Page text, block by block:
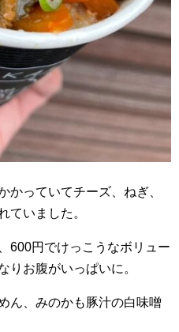
かっていてチーズ、ねぎ、
ていました。
600円でけっこうなボリュー
りお腹がいっぱいに。
ん、みのかも豚汁の白味噌